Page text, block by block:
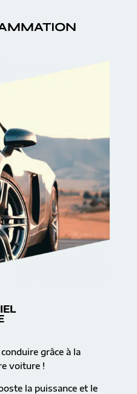
grâce à la
voiture !
la puissance et le